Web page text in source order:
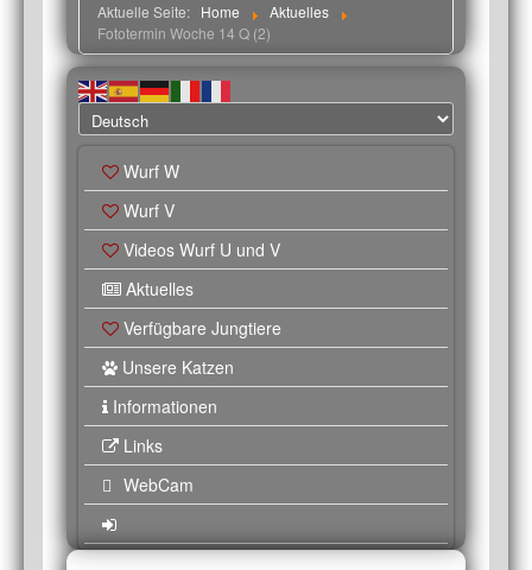
Aktuelle Seite: Home
Aktuelles
Fototermin Woche 14 Q (2)
Wurf W
Wurf V
Videos Wurf U und V
Aktuelles
Verfügbare Jungtiere
Unsere Katzen
Informationen
Links
WebCam